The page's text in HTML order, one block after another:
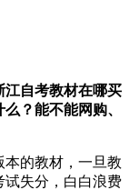
江自考教材在哪买
？能不能网购、
本的教材，一旦教
试失分，白白浪费